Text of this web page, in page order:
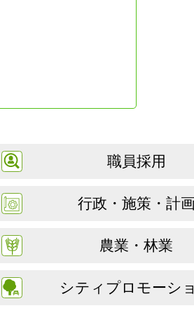
職員採用
行政・施策・計
農業・林業
シティプロモーシ